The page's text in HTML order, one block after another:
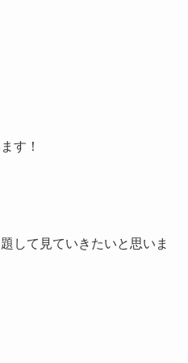
す！
して見ていきたいと思いま